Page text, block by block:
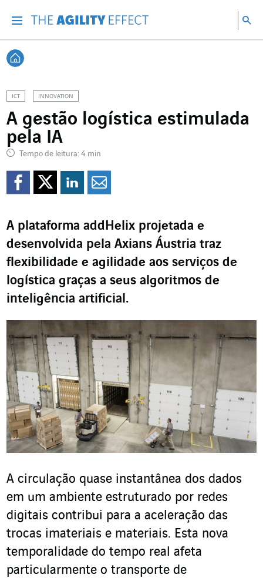
Voltar à página inicial
ICT INNOVATION
A gestão logística estimulada
pela IA
Tempo de leitura: 4 min
Compartilhar no
Compartilhar no
Compartilhar no
A plataforma addHelix projetada e
desenvolvida pela Axians Áustria traz
flexibilidade e agilidade aos serviços de
logística graças a seus algoritmos de
inteligência artificial.
A circulação quase instantânea dos dados
em um ambiente estruturado por redes
digitais contribui para a aceleração das
trocas imateriais e materiais. Esta nova
temporalidade do tempo real afeta
particularmente o transporte de